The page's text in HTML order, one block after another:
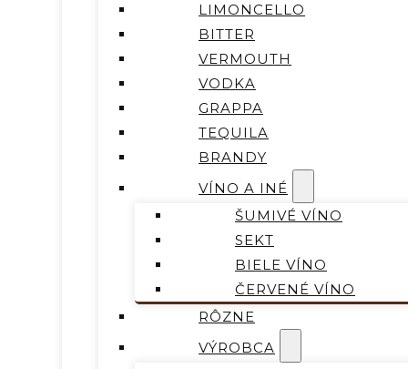
LIMONCELLO
BITTER
VERMOUTH
VODKA
GRAPPA
TEQUILA
BRANDY
VÍNO A INÉ
ŠUMIVÉ VÍNO
SEKT
BIELE VÍNO
ČERVENÉ VÍNO
RÔZNE
VÝROBCA